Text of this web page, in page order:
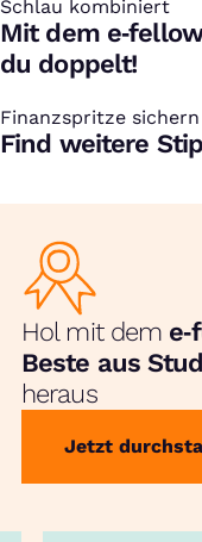
Schlau kombiniert
:
Mit dem
du doppelt!
Finanzspritze sichern
:
Find weitere
Hol mit dem
Beste aus
heraus
Jetzt